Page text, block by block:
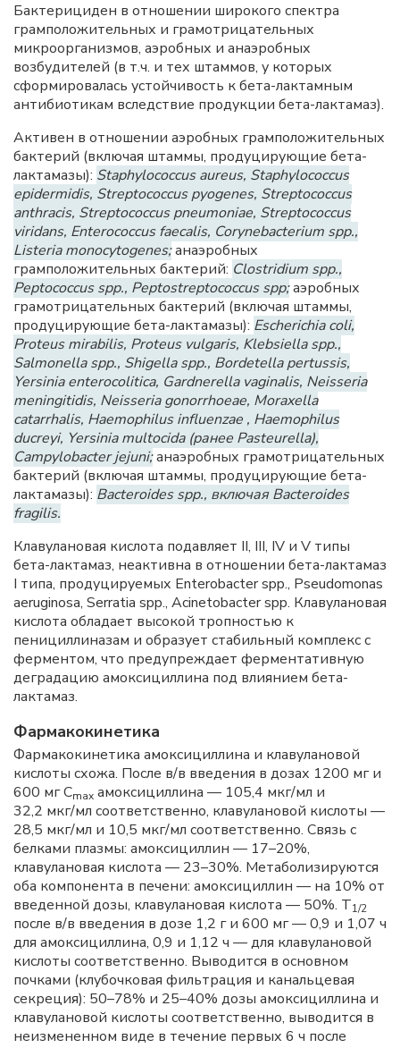
Бактерициден в отношении широкого спектра
грамположительных и грамотрицательных
микроорганизмов, аэробных и анаэробных
возбудителей (в т.ч. и тех штаммов, у которых
сформировалась устойчивость к бета-лактамным
антибиотикам вследствие продукции бета-лактамаз).
Активен в отношении аэробных грамположительных
бактерий (включая штаммы, продуцирующие бета-
лактамазы): Staphylococcus aureus, Staphylococcus
epidermidis, Streptococcus pyogenes, Streptococcus
anthracis, Streptococcus pneumoniae, Streptococcus
viridans, Enterococcus faecalis, Corynebacterium spp.,
Listeria monocytogenes;анаэробных
грамположительных бактерий: Clostridium spp.,
Peptococcus spp., Peptostreptococcus spp;аэробных
грамотрицательных бактерий (включая штаммы,
продуцирующие бета-лактамазы): Escherichia coli,
Proteus mirabilis, Proteus vulgaris, Klebsiella spp.,
Salmonella spp., Shigella spp., Bordetella pertussis,
Yersinia enterocolitica, Gardnerella vaginalis, Neisseria
meningitidis, Neisseria gonorrhoeae, Moraxella
catarrhalis, Haemophilus influenzae , Haemophilus
ducreyi, Yersinia multocida (ранее Pasteurella),
Campylobacter jejuni;анаэробных грамотрицательных
бактерий (включая штаммы, продуцирующие бета-
лактамазы): Bacteroides spp., включая Bacteroides
fragilis.
Клавулановая кислота подавляет II, III, IV и V типы
бета-лактамаз, неактивна в отношении бета-лактамаз
I типа, продуцируемых Enterobacter spp., Pseudomonas
aeruginosa, Serratia spp., Acinetobacter spp. Клавулановая
кислота обладает высокой тропностью к
пенициллиназам и образует стабильный комплекс с
ферментом, что предупреждает ферментативную
деградацию амоксициллина под влиянием бета-
лактамаз.
Фармакокинетика
Фармакокинетика амоксициллина и клавулановой
кислоты схожа. После в/в введения в дозах 1200 мг и
600 мг Сmax амоксициллина — 105,4 мкг/мл и
32,2 мкг/мл соответственно, клавулановой кислоты —
28,5 мкг/мл и 10,5 мкг/мл соответственно. Связь с
белками плазмы: амоксициллин — 17–20%,
клавулановая кислота — 23–30%. Метаболизируются
оба компонента в печени: амоксициллин — на 10% от
введенной дозы, клавулановая кислота — 50%. Т1/2
после в/в введения в дозе 1,2 г и 600 мг — 0,9 и 1,07 ч
для амоксициллина, 0,9 и 1,12 ч — для клавулановой
кислоты соответственно. Выводится в основном
почками (клубочковая фильтрация и канальцевая
секреция): 50–78% и 25–40% дозы амоксициллина и
клавулановой кислоты соответственно, выводится в
неизмененном виде в течение первых 6 ч после